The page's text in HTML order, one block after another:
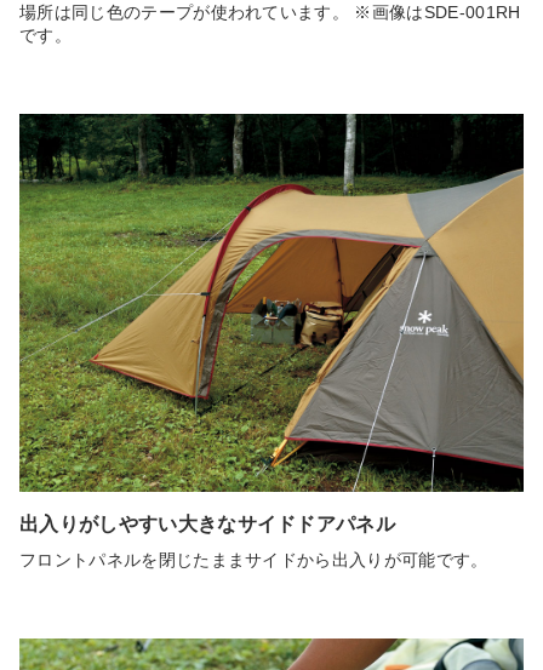
場所は同じ色のテープが使われています。 ※画像はSDE-001RH
です。
出入りがしやすい大きなサイドドアパネル
フロントパネルを閉じたままサイドから出入りが可能です。